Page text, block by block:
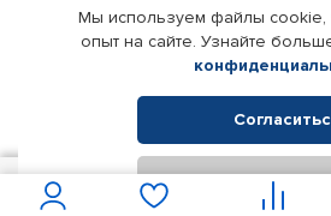
Партнерам
Корпоративным клиентам
Поставщикам
© КАМАЗ ЦЕНТР ДОНЕЦК, 2015-2026. Все
Интернет-магазин автомобильных
Мы используем файлы cookie,
опыт на сайте. Узнайте